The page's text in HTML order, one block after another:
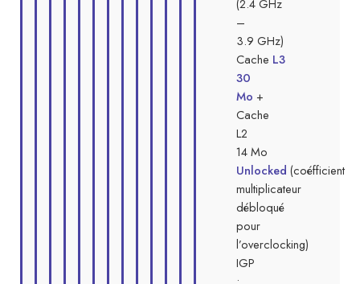
(2.4 GHz
–
3.9 GHz)
Cache L3
30
Mo +
Cache
L2
14 Mo
Unlocked (coéfficient
multiplicateur
débloqué
pour
l’overclocking)
IGP